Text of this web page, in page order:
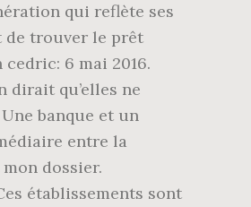
qui reflète ses
de trouver le prêt
6 mai 2016.
dirait qu’elles ne
banque et un
entre la
dossier.
établissements sont